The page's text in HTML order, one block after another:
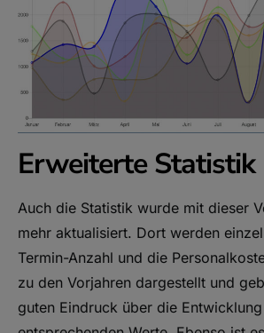
Erweiterte Statistik
Auch die Statistik wurde mit dieser
mehr aktualisiert. Dort werden
Termin-Anzahl und die
zu den Vorjahren dargestellt und
guten Eindruck über die